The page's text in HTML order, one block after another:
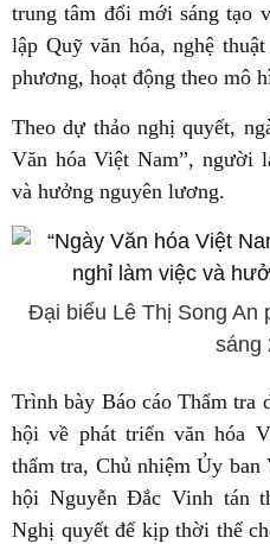
trung tâm đổi mới sáng tạo
lập Quỹ văn hóa, nghệ
phương, hoạt động theo mô
Theo dự thảo nghị quyết,
Văn hóa Việt Nam”, người
và hưởng nguyên lương.
Đại biểu Lê Thị Song An
sáng
Trình bày Báo cáo Thẩm tra
hội về phát triển văn hóa
thẩm tra, Chủ nhiệm Ủy
hội Nguyễn Đắc Vinh tán
Nghị quyết để kịp thời thể